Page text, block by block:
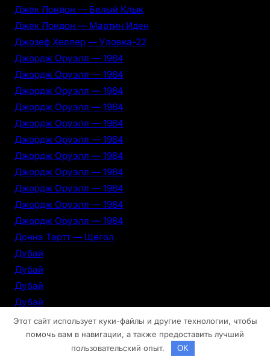
Джек Лондон — Белый Клык
Джек Лондон — Мартин Иден
Джозеф Хеллер — Уловка-22
Джордж Оруэлл — 1984
Джордж Оруэлл — 1984
Джордж Оруэлл — 1984
Джордж Оруэлл — 1984
Джордж Оруэлл — 1984
Джордж Оруэлл — 1984
Джордж Оруэлл — 1984
Джордж Оруэлл — 1984
Джордж Оруэлл — 1984
Джордж Оруэлл — 1984
Джордж Оруэлл — 1984
Донна Тартт — Щегол
Дубай
Дубай
Дубай
Дубай
Дубай
Дубай
Этот сайт использует куки-файлы и другие технологии, чтобы
помочь вам в навигации, а также предоставить лучший
пользовательский опыт.
OK